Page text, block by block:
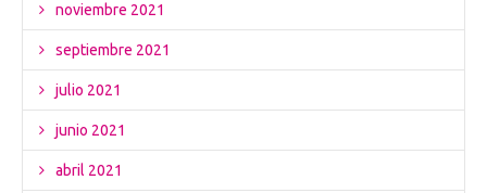
noviembre 2021
septiembre 2021
julio 2021
junio 2021
abril 2021